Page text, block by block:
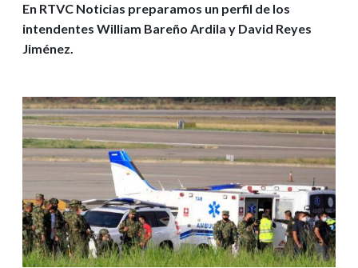
En RTVC Noticias preparamos un perfil de los
intendentes William Bareño Ardila y David Reyes
Jiménez.